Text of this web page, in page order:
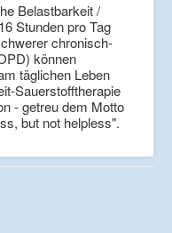
Belastbarkeit /
Stunden pro Tag
chronisch-
können
täglichen Leben
Sauerstofftherapie
- getreu dem Motto
but not helpless".